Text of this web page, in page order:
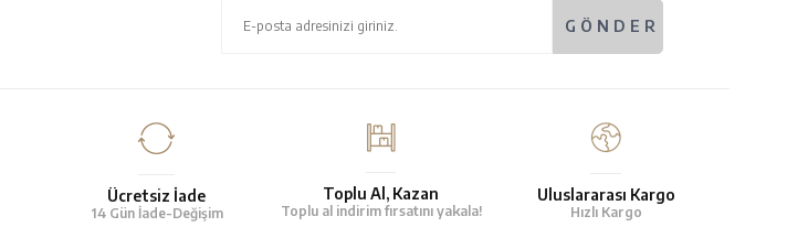
Ücretsiz İade
14 Gün İade-Değişim
Toplu Al, Kazan
Toplu al indirim fırsatını yakala!
Uluslararası Kargo
Hızlı Kargo